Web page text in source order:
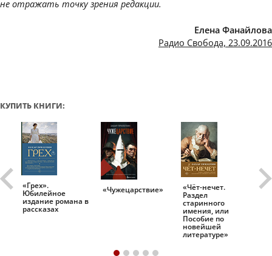
не отражать точку зрения редакции.
Елена Фанайлова
Радио Свобода, 23.09.2016
КУПИТЬ КНИГИ:
«Грех».
Юбилейное
издание романа в
рассказах
«Чужецарствие» «Чёт-нечет.
Раздел
старинного
имения, или
Пособие по
новейшей
литературе»